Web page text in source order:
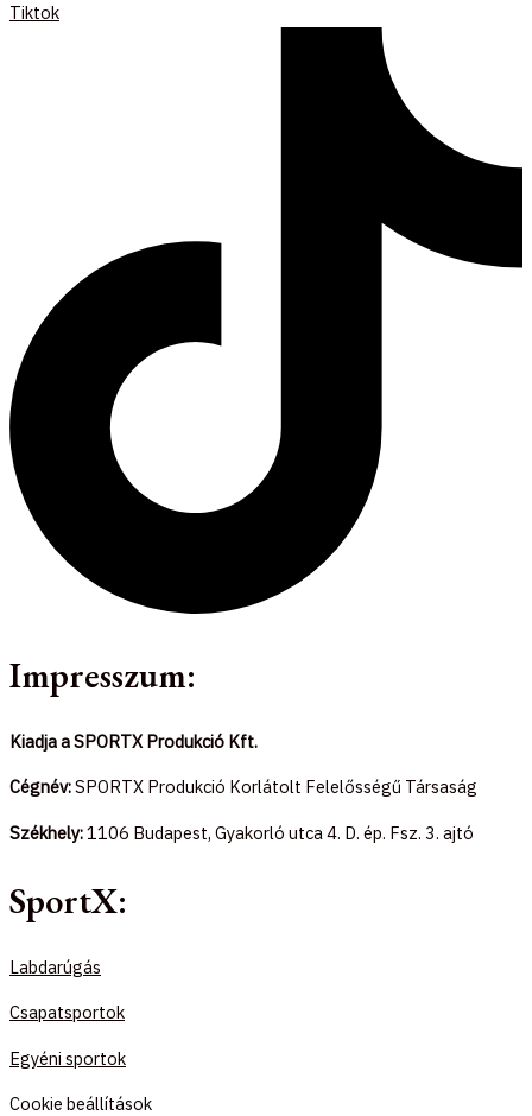
Tiktok
Impresszum:
Kiadja a SPORTX Produkció Kft.
Cégnév:SPORTX Produkció Korlátolt Felelősségű Társaság
Székhely:1106 Budapest, Gyakorló utca 4. D. ép. Fsz. 3. ajtó
SportX:
Labdarúgás
Csapatsportok
Egyéni sportok
Cookie beállítások